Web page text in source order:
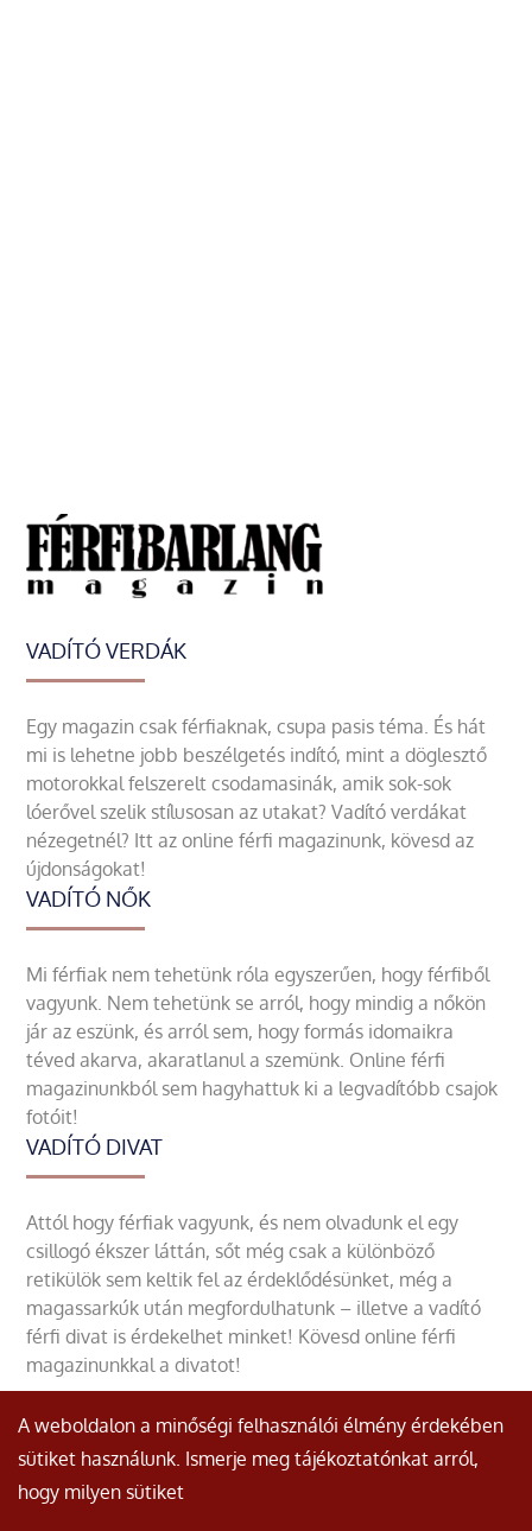
VADÍTÓ VERDÁK
Egy magazin csak férfiaknak, csupa pasis téma. És hát
mi is lehetne jobb beszélgetés indító, mint a döglesztő
motorokkal felszerelt csodamasinák, amik sok-sok
lóerővel szelik stílusosan az utakat? Vadító verdákat
nézegetnél? Itt az online férfi magazinunk, kövesd az
újdonságokat!
VADÍTÓ NŐK
Mi férfiak nem tehetünk róla egyszerűen, hogy férfiből
vagyunk. Nem tehetünk se arról, hogy mindig a nőkön
jár az eszünk, és arról sem, hogy formás idomaikra
téved akarva, akaratlanul a szemünk. Online férfi
magazinunkból sem hagyhattuk ki a legvadítóbb csajok
fotóit!
VADÍTÓ DIVAT
Attól hogy férfiak vagyunk, és nem olvadunk el egy
csillogó ékszer láttán, sőt még csak a különböző
retikülök sem keltik fel az érdeklődésünket, még a
magassarkúk után megfordulhatunk – illetve a vadító
férfi divat is érdekelhet minket! Kövesd online férfi
magazinunkkal a divatot!
© Minden jog fenntartva.
A weboldalon a minőségi felhasználói élmény érdekében
sütiket használunk. Ismerje meg tájékoztatónkat arról,
hogy milyen sütiket